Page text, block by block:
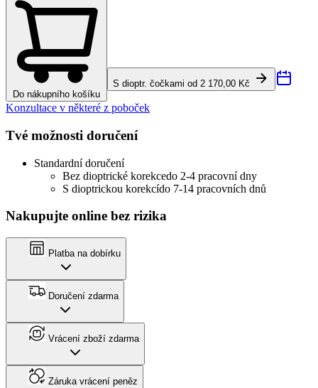
Do nákupního košíku
S dioptr. čočkami od 2 170,00 Kč
Konzultace v některé z poboček
Tvé možnosti doručení
Standardní doručení
Bez dioptrické korekcedo 2-4 pracovní dny
S dioptrickou korekcído 7-14 pracovních dnů
Nakupujte online bez rizika
Platba na dobírku
Doručení zdarma
Vrácení zboží zdarma
Záruka vrácení peněz